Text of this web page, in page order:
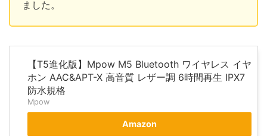
ました。
【T5進化版】Mpow M5 Bluetooth ワイヤレス イヤ
ホン AAC&APT-X 高音質 レザー調 6時間再生 IPX7
防水規格
Mpow
Amazon